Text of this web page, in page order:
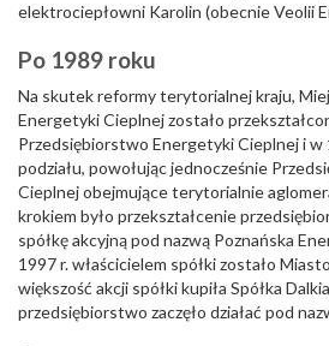
elektrociepłowni Karolin (obecnie Veolii
Po 1989 roku
Na skutek reformy terytorialnej kraju,
Energetyki Cieplnej zostało
Przedsiębiorstwo Energetyki Cieplnej i w
podziału, powołując jednocześnie
Cieplnej obejmujące terytorialnie
krokiem było przekształcenie
spółkę akcyjną pod nazwą Poznańska
1997 r. właścicielem spółki zostało
większość akcji spółki kupiła Spółka
przedsiębiorstwo zaczęło działać pod